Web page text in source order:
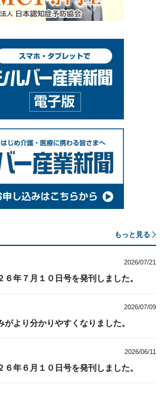
もっと見る
2026/07/21
年７月１０日号を発刊しました。
2026/07/09
より分かりやすくなりました。
2026/06/11
年６月１０日号を発刊しました。